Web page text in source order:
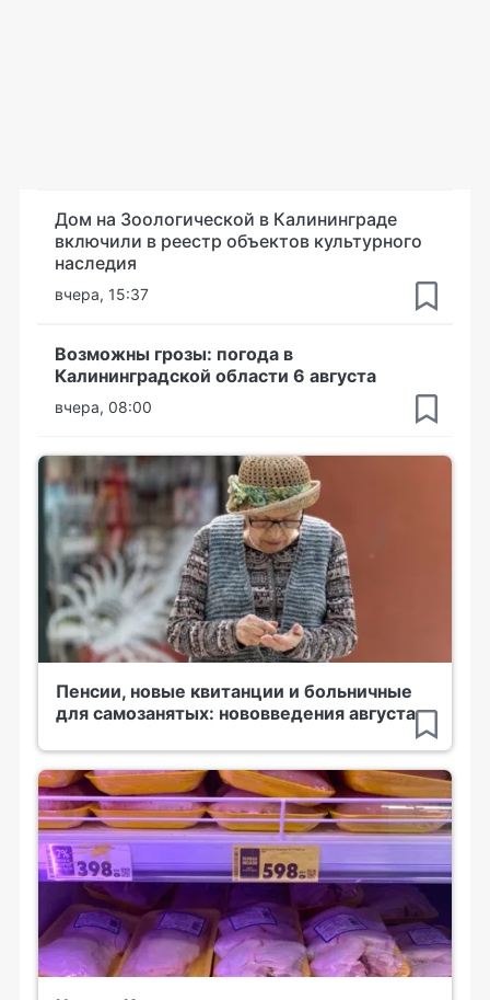
Дом на Зоологической в Калининграде
включили в реестр объектов культурного
наследия
вчера, 15:37
Возможны грозы: погода в
Калининградской области 6 августа
вчера, 08:00
Пенсии, новые квитанции и больничные
для самозанятых: нововведения августа